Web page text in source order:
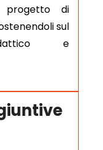
progetto di
sul
e